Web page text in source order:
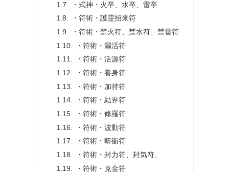
・式神・火卒、水卒、雷卒
・符術・護霊招来符
・符術・禁火符、禁水符、禁雷符
・符術・漏活符
・符術・活源符
・符術・養身符
・符術・加持符
・符術・結界符
・符術・修羅符
・符術・波動符
・符術・斬衝符
・符術・封力符、封気符、
・符術・克金符